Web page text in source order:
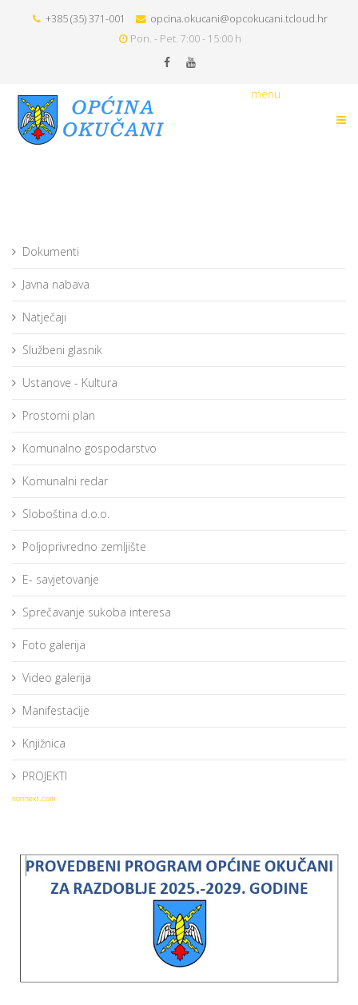
+385 (35) 371-001
opcina.okucani@opcokucani.tcloud.hr
Pon. - Pet. 7:00 - 15:00 h
menu
Dokumenti
Javna nabava
Natječaji
Službeni glasnik
Ustanove - Kultura
Prostorni plan
Komunalno gospodarstvo
Komunalni redar
Sloboština d.o.o.
Poljoprivredno zemljište
E- savjetovanje
Sprečavanje sukoba interesa
Foto galerija
Video galerija
Manifestacije
Knjižnica
PROJEKTI
norrnext.com